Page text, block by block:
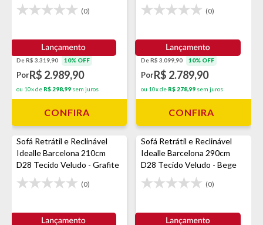
(0)
De R$ 3.319,90 10% OFF
PorR$ 2.989,90
ou 10x de R$ 298,99 sem juros
CONFIRA
(0)
De R$ 3.099,90 10% OFF
PorR$ 2.789,90
ou 10x de R$ 278,99 sem juros
CONFIRA
Sofá Retrátil e Reclinável
Idealle Barcelona 210cm
D28 Tecido Veludo - Grafite
(0)
Sofá Retrátil e Reclinável
Idealle Barcelona 290cm
D28 Tecido Veludo - Bege
(0)